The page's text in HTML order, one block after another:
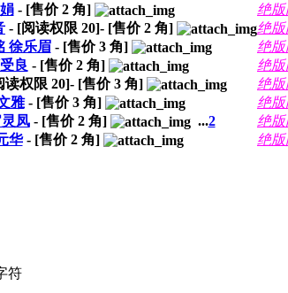
- [售价2角] 绝
- [阅读权限 20]- [售价2 角] 绝
徐乐眉- [售价3角] 绝
良 - [售价2角] 绝
读权限 20]- [售价3 角] 绝
雅- [售价3角] 绝
凤- [售价2角] ...2 绝
华- [售价2角] 绝
符